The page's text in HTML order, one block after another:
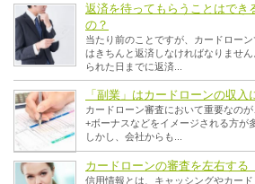
返済を待ってもらうことはでき
の？
当たり前のことですが、カードロー
はきちんと返済しなければなりませ
られた日までに返済...
「副業」はカードローンの収入
カードローン審査において重要なの
+ボーナスなどをイメージされる方が
しかし、会社からも...
カードローンの審査を左右する
信用情報とは、キャッシングやカー